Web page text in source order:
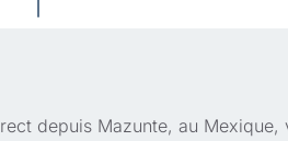
depuis Mazunte, au Mexique,